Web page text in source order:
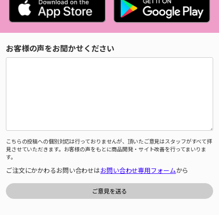
お客様の声をお聞かせください
こちらの投稿への個別対応は行っておりませんが、頂いたご意見はスタッフがすべて拝
見させていただきます。お客様の声をもとに商品開発・サイト改善を行ってまいりま
す。
ご注文にかかわるお問い合わせはお問い合わせ専用フォームから